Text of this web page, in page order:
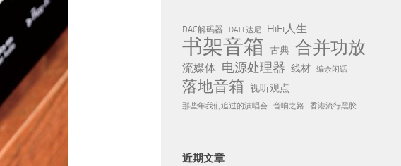
DAC解码器 DALI 达尼 HiFi人生
书架音箱 古典 合并功放
流媒体 电源处理器 线材 编余闲话
落地音箱 视听观点
那些年我们追过的演唱会 音响之路 香港流行黑胶
近期文章